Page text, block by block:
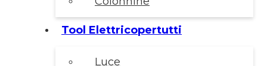
Tool Elettricopertutti
Luce